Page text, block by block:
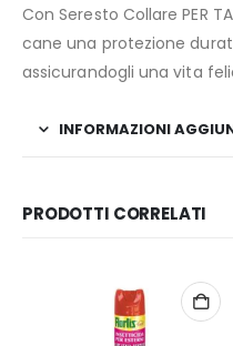
Con Seresto Collare PER
cane una protezione
assicurandogli una vita
INFORMAZIONI
PRODOTTI CORRELATI